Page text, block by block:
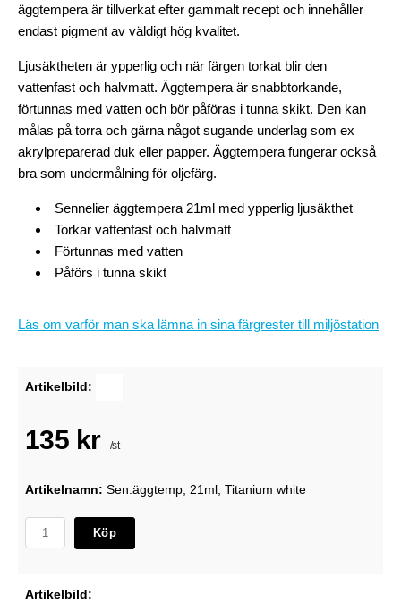
äggtempera är tillverkat efter gammalt recept och innehåller
endast pigment av väldigt hög kvalitet.
Ljusäktheten är ypperlig och när färgen torkat blir den
vattenfast och halvmatt. Äggtempera är snabbtorkande,
förtunnas med vatten och bör påföras i tunna skikt. Den kan
målas på torra och gärna något sugande underlag som ex
akrylpreparerad duk eller papper. Äggtempera fungerar också
bra som undermålning för oljefärg.
Sennelier äggtempera 21ml med ypperlig ljusäkthet
Torkar vattenfast och halvmatt
Förtunnas med vatten
Påförs i tunna skikt
Läs om varför man ska lämna in sina färgrester till miljöstation
Artikelbild:
135 kr /st
Artikelnamn: Sen.äggtemp, 21ml, Titanium white
Köp
Artikelbild: